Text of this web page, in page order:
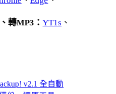
轉MP3：YT1s 、
v2.1 全自動